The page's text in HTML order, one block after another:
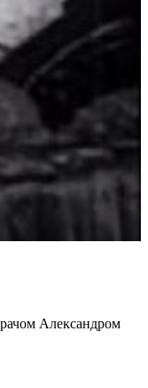
Александром